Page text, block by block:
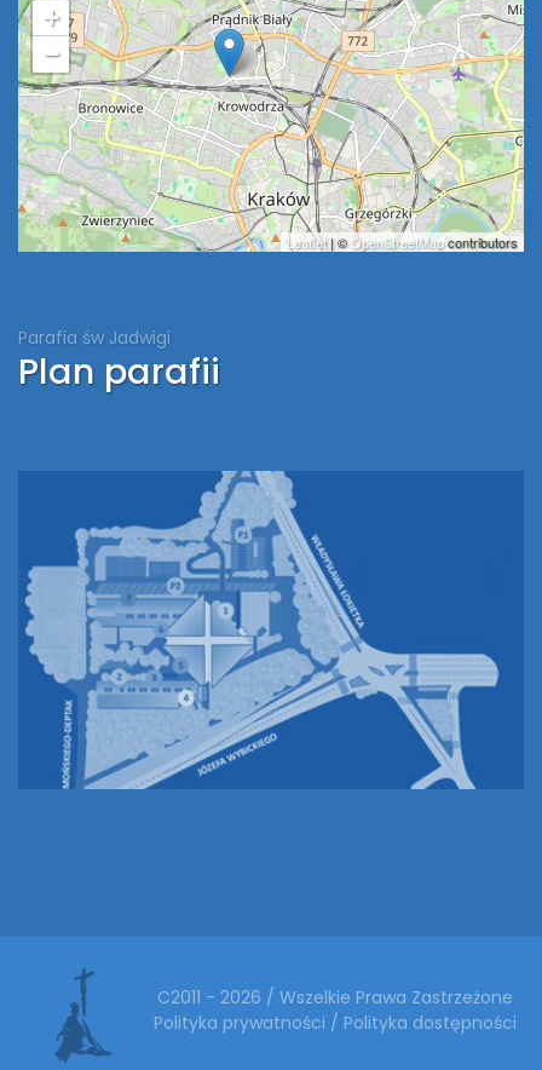
+
−
Leaflet| © OpenStreetMapcontributors
Parafia św Jadwigi
Plan parafii
C2011 - 2026 / Wszelkie Prawa Zastrzeżone
Polityka prywatności / Polityka dostępności